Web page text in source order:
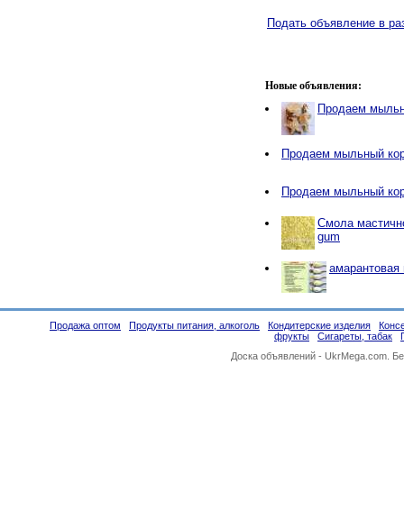
Подать объявление в
Новые объявления:
Продаем
Продаем мыльный
Продаем мыльный
Смола
gum
амарантовая
Продажа оптом Продукты питания, алкоголь Кондитерские изделия
фрукты
Сигареты, табак
Доска объявлений - UkrMega.com.